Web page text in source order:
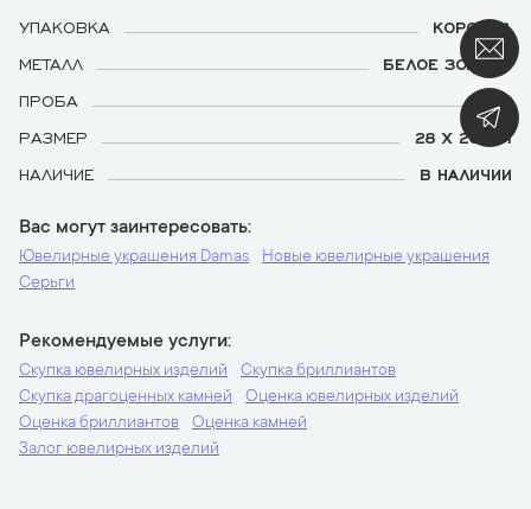
УПАКОВКА
КОРОБКА
МЕТАЛЛ
БЕЛОЕ ЗОЛОТО
ПРОБА
750
РАЗМЕР
28 Х 20 ММ
НАЛИЧИЕ
В НАЛИЧИИ
Вас могут заинтересовать
Ювелирные украшения Damas
Новые ювелирные украшения
Серьги
Рекомендуемые услуги
Скупка ювелирных изделий
Скупка бриллиантов
Скупка драгоценных камней
Оценка ювелирных изделий
Оценка бриллиантов
Оценка камней
Залог ювелирных изделий